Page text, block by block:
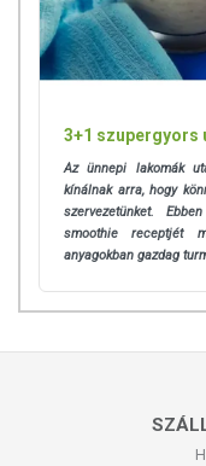
3+1 szupergyors
Az ünnepi lakomák
kínálnak arra, hogy
szervezetünket.
smoothie receptjét
anyagokban gazdag